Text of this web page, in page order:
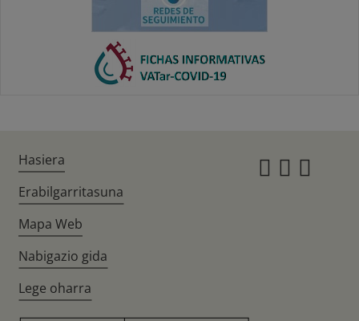
Hasiera
Erabilgarritasuna
Mapa Web
Nabigazio gida
Lege oharra